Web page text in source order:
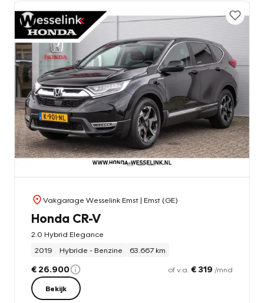
Vakgarage Wesselink Emst| Emst (GE)
Honda CR-V
2.0 Hybrid Elegance
2019
Hybride - Benzine 63.667 km
€ 26.900 of v.a. € 319 /mnd
Bekijk